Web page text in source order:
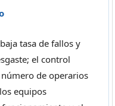
tasa de fallos y
el control
de operarios
equipos